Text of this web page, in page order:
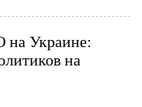
на Украине:
на